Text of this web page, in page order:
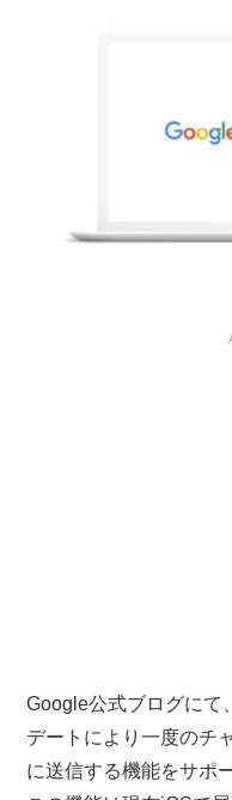
Google公式ブログにて
デートにより一度のチ
に送信する機能をサポ